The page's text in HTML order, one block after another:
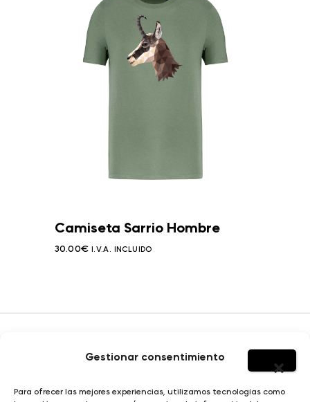
Gestionar consentimiento
Para ofrecer las mejores experiencias, utilizamos tecnologías como
Camiseta Sarrio Hombre
30.00€ I.V.A. INCLUIDO
HOMBRE
SOBRE YERBAJO